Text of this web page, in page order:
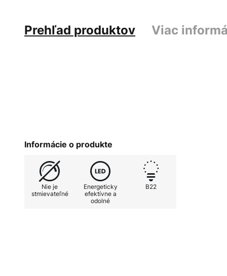
Prehľad produktov Viac
Informácie o produkte
Nie je
stmievateľné
Energeticky
efektívne a
odolné
B22